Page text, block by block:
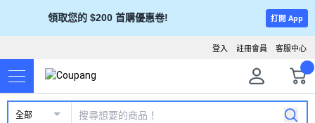
領取您的 $200 首購優惠卷! 打開 App
客服中心
註冊會員
登入
全部